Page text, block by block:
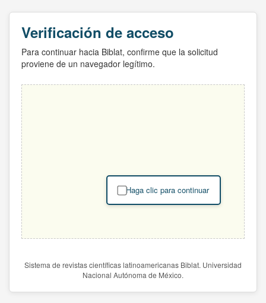
Verificación de acceso
Para continuar hacia Biblat, confirme que la solicitud
proviene de un navegador legítimo.
Haga clic para continuar
Sistema de revistas científicas latinoamericanas Biblat. Universidad
Nacional Autónoma de México.